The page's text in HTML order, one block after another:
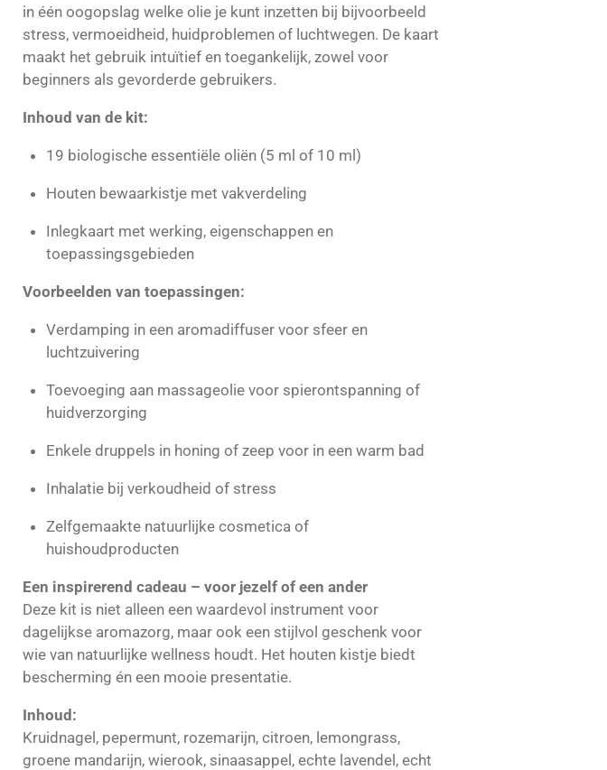
in één oogopslag welke olie je kunt inzetten bij bijvoorbeeld
stress, vermoeidheid, huidproblemen of luchtwegen. De kaart
maakt het gebruik intuïtief en toegankelijk, zowel voor
beginners als gevorderde gebruikers.
Inhoud van de kit:
19 biologische essentiële oliën (5 ml of 10 ml)
Houten bewaarkistje met vakverdeling
Inlegkaart met werking, eigenschappen en
toepassingsgebieden
Voorbeelden van toepassingen:
Verdamping in een aromadiffuser voor sfeer en
luchtzuivering
Toevoeging aan massageolie voor spierontspanning of
huidverzorging
Enkele druppels in honing of zeep voor in een warm bad
Inhalatie bij verkoudheid of stress
Zelfgemaakte natuurlijke cosmetica of
huishoudproducten
Een inspirerend cadeau – voor jezelf of een ander
Deze kit is niet alleen een waardevol instrument voor
dagelijkse aromazorg, maar ook een stijlvol geschenk voor
wie van natuurlijke wellness houdt. Het houten kistje biedt
bescherming én een mooie presentatie.
Inhoud:
Kruidnagel, pepermunt, rozemarijn, citroen, lemongrass,
groene mandarijn, wierook, sinaasappel, echte lavendel, echt